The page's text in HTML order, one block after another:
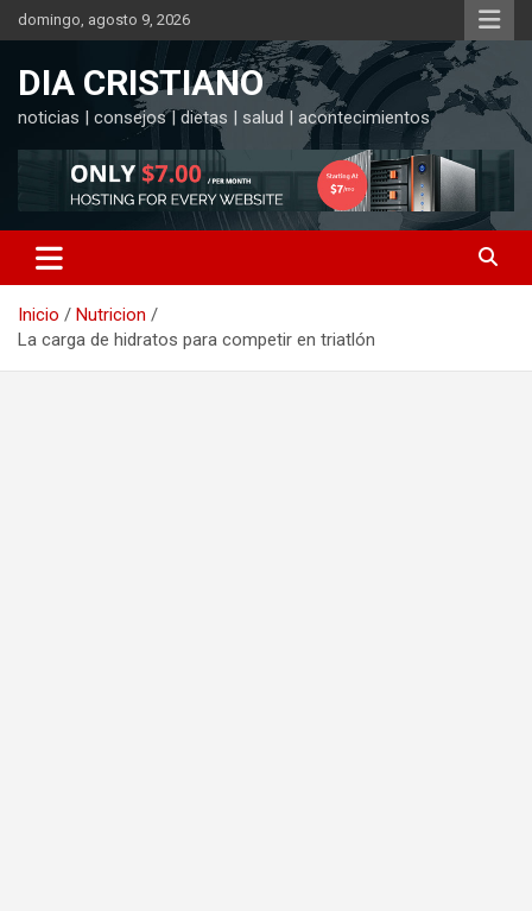
Saltar
al
domingo, agosto 9, 2026
DIA CRISTIANO
noticias | consejos | dietas | salud | acontecimientos
Inicio
Nutricion
La carga de hidratos para competir en triatlón